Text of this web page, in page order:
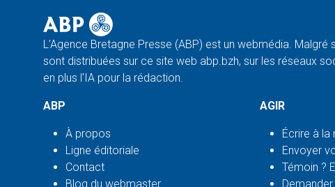
L'Agence Bretagne Presse (ABP) est un webmédia.
sont distribuées sur ce site web abp.bzh, sur les réseaux
en plus l'IA pour la rédaction.
ABP
À propos
Ligne éditoriale
Contact
Blog du webmaster
AGIR
Écrire à la
Envoyer
Témoin ?